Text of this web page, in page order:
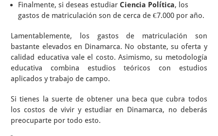
Finalmente, si deseas estudiar Ciencia Política, los
gastos de matriculación son de cerca de €7.000 por año.
Lamentablemente, los gastos de matriculación son
bastante elevados en Dinamarca. No obstante, su oferta y
calidad educativa vale el costo. Asimismo, su metodología
educativa combina estudios teóricos con estudios
aplicados y trabajo de campo.
Si tienes la suerte de obtener una beca que cubra todos
los costos de vivir y estudiar en Dinamarca, no deberás
preocuparte por todo esto.